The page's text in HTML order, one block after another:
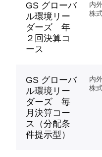
GS グローバ
ル環境リー
ダーズ 年
２回決算コ
ース
内
株
GS グローバ
ル環境リー
ダーズ 毎
月決算コー
ス（分配条
件提示型）
内
株